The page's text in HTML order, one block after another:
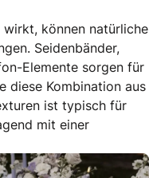
können natürliche
Seidenbänder,
Elemente sorgen für
diese Kombination aus
ist typisch für
mit einer